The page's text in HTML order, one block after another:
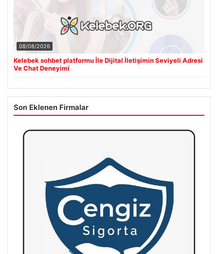
08/08/2026
Kelebek sohbet platformu İle Dijital İletişimin Seviyeli Adresi
Ve Chat Deneyimi
Son Eklenen Firmalar